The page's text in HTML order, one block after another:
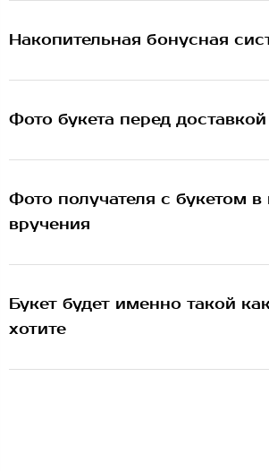
Накопительная бонусная
Фото букета перед доставкой
Фото получателя с букетом
вручения
Букет будет именно такой
хотите